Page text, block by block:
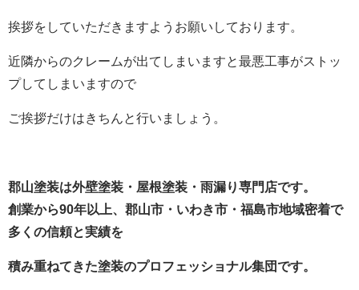
挨拶をしていただきますようお願いしております。
近隣からのクレームが出てしまいますと最悪工事がストッ
プしてしまいますので
ご挨拶だけはきちんと行いましょう。
郡山塗装は外壁塗装・屋根塗装・雨漏り専門店です。
創業から90年以上、郡山市・いわき市・福島市地域密着で
多くの信頼と実績を
積み重ねてきた塗装のプロフェッショナル集団です。